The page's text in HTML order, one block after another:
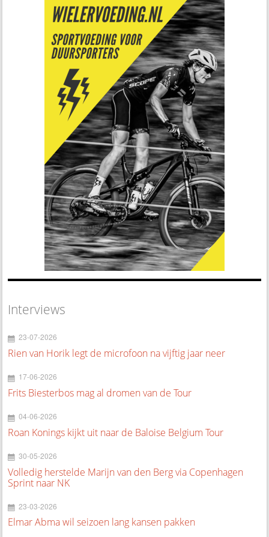
Interviews
23-07-2026
Rien van Horik legt de microfoon na vijftig jaar neer
17-06-2026
Frits Biesterbos mag al dromen van de Tour
04-06-2026
Roan Konings kijkt uit naar de Baloise Belgium Tour
30-05-2026
Volledig herstelde Marijn van den Berg via Copenhagen
Sprint naar NK
23-03-2026
Elmar Abma wil seizoen lang kansen pakken